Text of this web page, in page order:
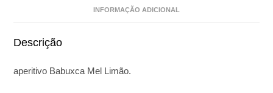
INFORMAÇÃO ADICIONAL
Descrição
aperitivo Babuxca Mel Limão.